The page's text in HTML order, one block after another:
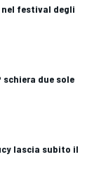
nel festival degli
schiera due sole
lascia subito il